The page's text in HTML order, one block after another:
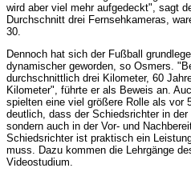
wird aber viel mehr aufgedeckt", sagt
Durchschnitt drei Fernsehkameras,
30.
Dennoch hat sich der Fußball
dynamischer geworden, so Osmers.
durchschnittlich drei Kilometer, 60
Kilometer", führte er als Beweis an.
spielten eine viel größere Rolle als vor
deutlich, dass der Schiedsrichter in
sondern auch in der Vor- und
Schiedsrichter ist praktisch ein
muss. Dazu kommen die Lehrgänge
Videostudium.